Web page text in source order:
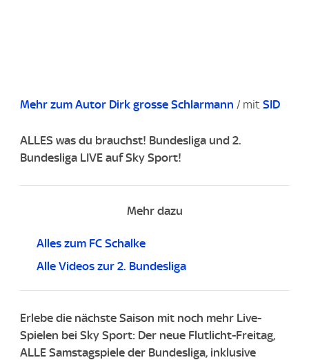
Mehr zum Autor Dirk grosse Schlarmann / mit SID
ALLES was du brauchst! Bundesliga und 2.
Bundesliga LIVE auf Sky Sport!
Mehr dazu
Alles zum FC Schalke
Alle Videos zur 2. Bundesliga
Erlebe die nächste Saison mit noch mehr Live-
Spielen bei Sky Sport: Der neue Flutlicht-Freitag,
ALLE Samstagspiele der Bundesliga, inklusive